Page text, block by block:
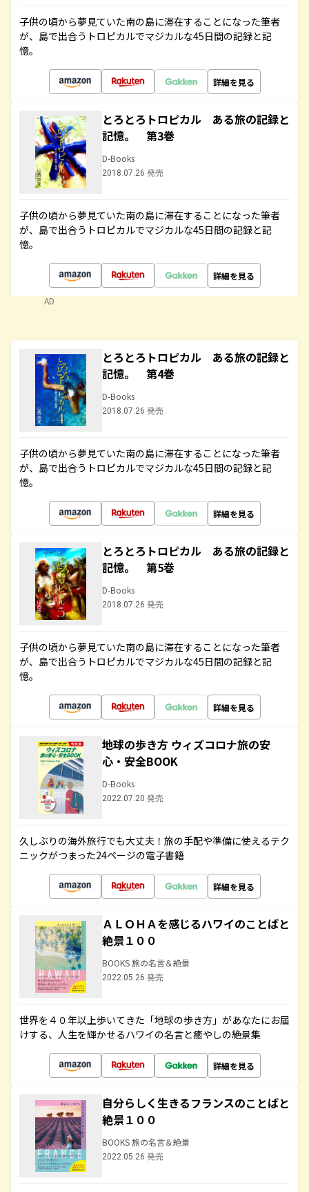
子供の頃から夢見ていた南の島に滞在することになった筆者
が、島で出合うトロピカルでマジカルな45日間の記録と記
憶。
詳細を見る
とろとろトロピカル ある旅の記録と
記憶。 第3巻
D-Books
2018.07.26 発売
子供の頃から夢見ていた南の島に滞在することになった筆者
が、島で出合うトロピカルでマジカルな45日間の記録と記
憶。
詳細を見る
AD
とろとろトロピカル ある旅の記録と
記憶。 第4巻
D-Books
2018.07.26 発売
子供の頃から夢見ていた南の島に滞在することになった筆者
が、島で出合うトロピカルでマジカルな45日間の記録と記
憶。
詳細を見る
とろとろトロピカル ある旅の記録と
記憶。 第5巻
D-Books
2018.07.26 発売
子供の頃から夢見ていた南の島に滞在することになった筆者
が、島で出合うトロピカルでマジカルな45日間の記録と記
憶。
詳細を見る
地球の歩き方 ウィズコロナ旅の安
心・安全BOOK
D-Books
2022.07.20 発売
久しぶりの海外旅行でも大丈夫！旅の手配や準備に使えるテク
ニックがつまった24ページの電子書籍
詳細を見る
ＡＬＯＨＡを感じるハワイのことばと
絶景１００
BOOKS 旅の名言＆絶景
2022.05.26 発売
世界を４０年以上歩いてきた「地球の歩き方」があなたにお届
けする、人生を輝かせるハワイの名言と癒やしの絶景集
詳細を見る
自分らしく生きるフランスのことばと
絶景１００
BOOKS 旅の名言＆絶景
2022.05.26 発売